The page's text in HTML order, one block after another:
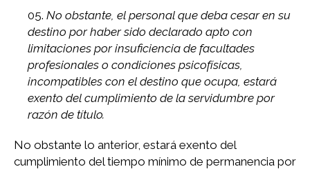
No obstante, el personal que deba cesar en su
destino por haber sido declarado apto con
limitaciones por insuficiencia de facultades
profesionales o condiciones psicofísicas,
incompatibles con el destino que ocupa, estará
exento del cumplimiento de la servidumbre por
razón de título.
No obstante lo anterior, estará exento del
cumplimiento del tiempo mínimo de permanencia por